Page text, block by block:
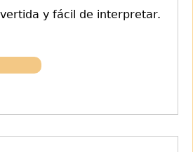
y fácil de interpretar.
de